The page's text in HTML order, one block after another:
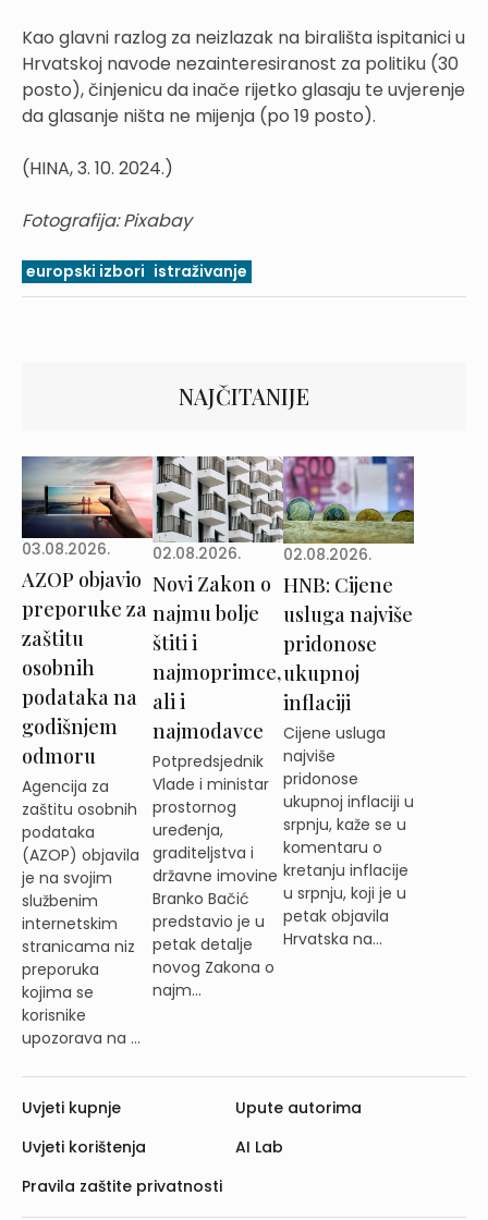
Kao glavni razlog za neizlazak na birališta ispitanici u
Hrvatskoj navode nezainteresiranost za politiku (30
posto), činjenicu da inače rijetko glasaju te uvjerenje
da glasanje ništa ne mijenja (po 19 posto).
(HINA, 3. 10. 2024.)
Fotografija: Pixabay
europski izbori istraživanje
NAJČITANIJE
03.08.2026.
AZOP objavio
preporuke za
zaštitu
osobnih
podataka na
godišnjem
odmoru
Agencija za
zaštitu osobnih
podataka
(AZOP) objavila
je na svojim
službenim
internetskim
stranicama niz
preporuka
kojima se
korisnike
upozorava na ...
02.08.2026.
Novi Zakon o
najmu bolje
štiti i
najmoprimce,
ali i
najmodavce
Potpredsjednik
Vlade i ministar
prostornog
uređenja,
graditeljstva i
državne imovine
Branko Bačić
predstavio je u
petak detalje
novog Zakona o
najm...
02.08.2026.
HNB: Cijene
usluga najviše
pridonose
ukupnoj
inflaciji
Cijene usluga
najviše
pridonose
ukupnoj inflaciji u
srpnju, kaže se u
komentaru o
kretanju inflacije
u srpnju, koji je u
petak objavila
Hrvatska na...
Uvjeti kupnje
Uvjeti korištenja
Pravila zaštite privatnosti
Upute autorima
AI Lab